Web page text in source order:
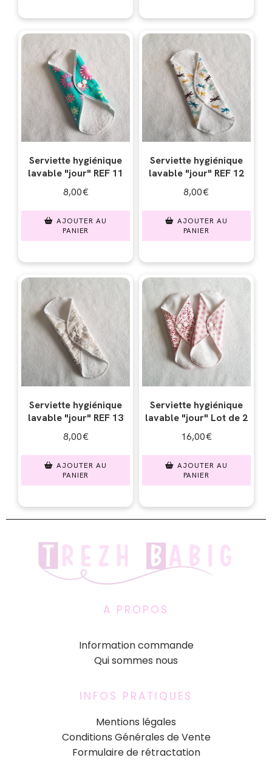
Serviette hygiénique
lavable "jour" REF 11
8,00€
AJOUTER AU
PANIER
Serviette hygiénique
lavable "jour" REF 12
8,00€
AJOUTER AU
PANIER
Serviette hygiénique
lavable "jour" REF 13
8,00€
AJOUTER AU
PANIER
Serviette hygiénique
lavable "jour" Lot de 2
16,00€
AJOUTER AU
PANIER
A PROPOS
Information commande
Qui sommes nous
INFOS PRATIQUES
Mentions légales
Conditions Générales de Vente
Formulaire de rétractation